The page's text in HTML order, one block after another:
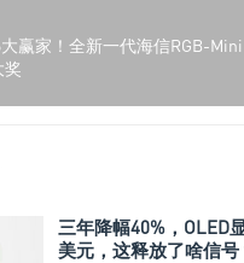
大赢家！全新一代海信RGB-
奖
三年降幅40%，OLED
美元，这释放了啥信号